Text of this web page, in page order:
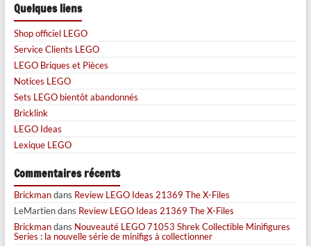
Quelques liens
Shop officiel LEGO
Service Clients LEGO
LEGO Briques et Pièces
Notices LEGO
Sets LEGO bientôt abandonnés
Bricklink
LEGO Ideas
Lexique LEGO
Commentaires récents
Brickmandans Review LEGO Ideas 21369 The X-Files
LeMartiendans Review LEGO Ideas 21369 The X-Files
Brickmandans Nouveauté LEGO 71053 Shrek Collectible Minifigures
Series : la nouvelle série de minifigs à collectionner